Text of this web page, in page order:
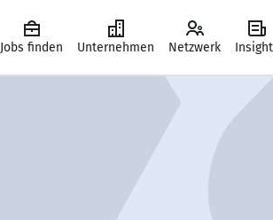
Jobs finden Unternehmen Netzwerk